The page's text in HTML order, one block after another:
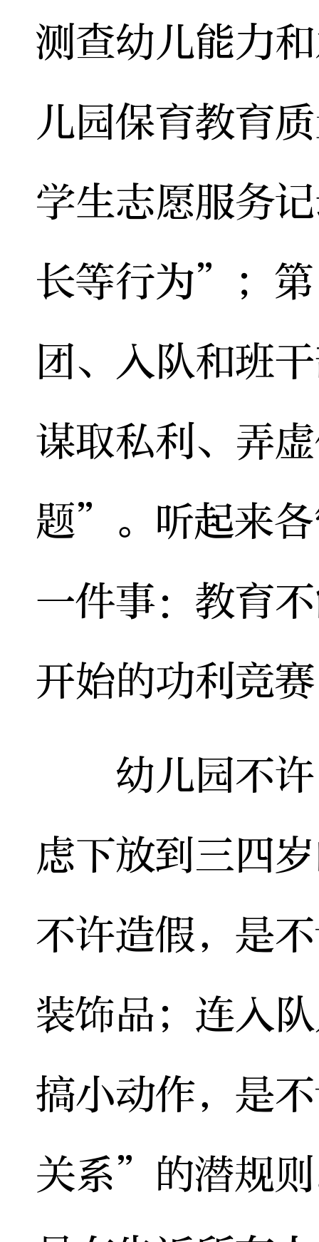
测查幼儿能力
儿园保育教育
学生志愿服务
长等行为”；
团、入队和班
谋取私利、弄
题”。听起来
一件事：教育
开始的功利竞
幼儿园不许
虑下放到三四
不许造假，是
装饰品；连入
搞小动作，是
关系”的潜规